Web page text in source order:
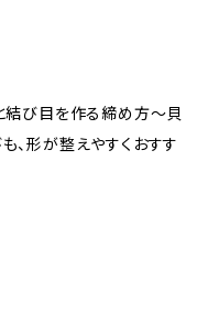
結び目を作る締め方〜貝
、形が整えやすくおすす